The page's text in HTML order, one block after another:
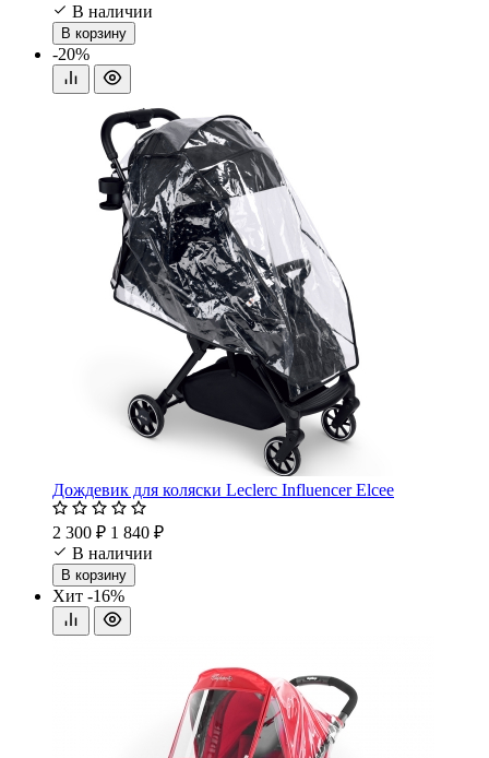
В наличии
В корзину
-20%
Дождевик для коляски Leclerc Influencer Elcee
2 300 ₽ 1 840 ₽
В наличии
В корзину
Хит -16%